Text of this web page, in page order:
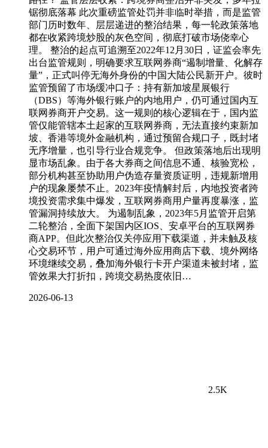
锯彻底落幕 此次重磅监管处罚并非临时举措，而是监管
部门历时数年、层层递进的整治结果，每一轮政策落地
都在收紧跨境炒股的灰色空间，彻底打破市场侥幸心
理。 整治的起点可追溯至2022年12月30日，证监会率先
出台监管规则，明确要求互联网券商“遏制增量、化解存
量”，正式叫停无海外身份的中国大陆公民新开户。彼时
监管预留了市场缓冲口子：持有新加坡星展银行
（DBS）等海外银行账户的内地用户，仍可通过国内互
联网券商开户交易。这一规则的核心逻辑在于，国内监
管仅能管辖本土起家的互联网券商，无法直接约束新加
坡、香港等境外金融机构，通过预留合规口子，既封堵
无序增量，也引导行业合规竞争。 但政策落地后出现明
显市场乱象。由于各大券商之间信息不通、核验宽松，
部分机构甚至协助用户伪造存量资质证明，违规新增用
户的现象屡禁不止。2023年疫情解封后，内地投资者跨
境投资需求集中爆发，互联网券商用户量再度暴涨，监
管漏洞持续放大。 为遏制乱象，2023年5月监管开启第
二轮整治，全面下架国内区IOS、安卓平台的互联网券
商APP。但此次整治仅关停应用下载渠道，并未触及核
心交易环节，用户可通过海外应用商店下载、境外网络
环境继续交易，叠加海外银行卡开户渠道未被封堵，监
管效果大打折扣，跨境交易热度依旧…
2026-06-13
2.5K